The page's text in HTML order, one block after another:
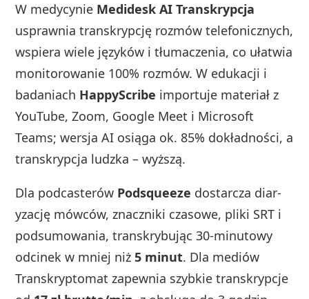
W medycynie Medidesk AI Transkrypcja
usprawnia transkrypcję rozmów telefonicznych,
wspiera wiele języków i tłumaczenia, co ułatwia
monitorowanie 100% rozmów. W edukacji i
badaniach HappyScribe importuje materiał z
YouTube, Zoom, Google Meet i Microsoft
Teams; wersja AI osiąga ok. 85% dokładności, a
transkrypcja ludzka – wyższą.
Dla podcasterów Podsqueeze dostarcza diar­
yzację mówców, znaczniki czasowe, pliki SRT i
podsumowania, transkrybując 30-minutowy
odcinek w mniej niż5 minut. Dla mediów
Transkryptomat zapewnia szybkie transkrypcje